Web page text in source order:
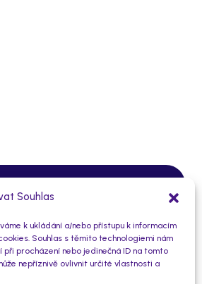
Souhlas
k ukládání a/nebo přístupu k informacím
Souhlas s těmito technologiemi nám
procházení nebo jedinečná ID na tomto
nepříznivě ovlivnit určité vlastnosti a
O subjektu
Číslo účtu: 10930471/0100
IČO:46773576